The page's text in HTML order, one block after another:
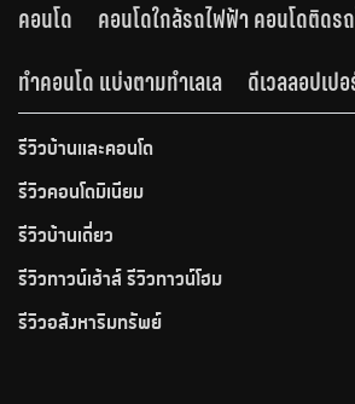
คอนโด
คอนโดใกล้รถไฟฟ้า คอนโดติดร
ทำคอนโด แบ่งตามทำเลเล
ดีเวลลอปเป
รีวิวบ้านและคอนโด
รีวิวคอนโดมิเนียม
รีวิวบ้านเดี่ยว
รีวิวทาวน์เฮ้าส์ รีวิวทาวน์โฮม
รีวิวอสังหาริมทรัพย์